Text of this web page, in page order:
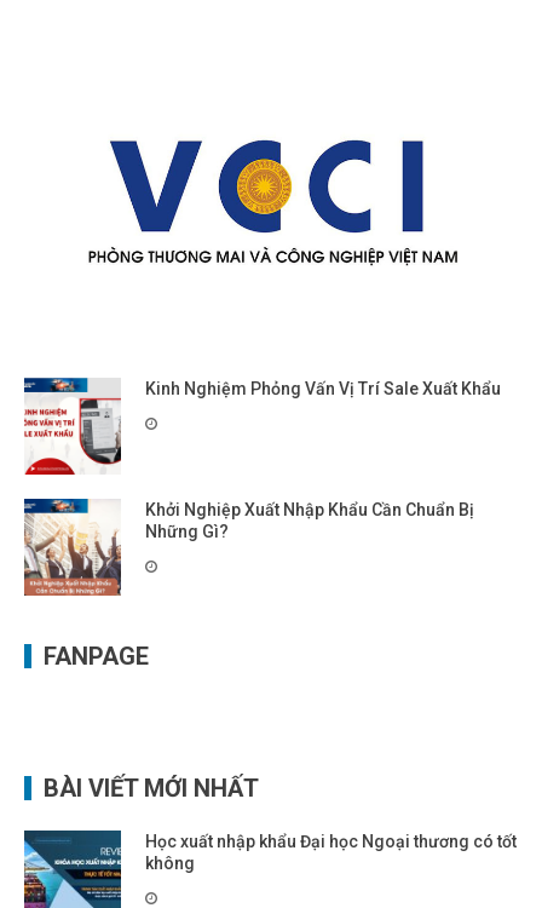
Kinh Nghiệm Phỏng Vấn Vị Trí Sale Xuất Khẩu
Khởi Nghiệp Xuất Nhập Khẩu Cần Chuẩn Bị
Những Gì?
FANPAGE
BÀI VIẾT MỚI NHẤT
Học xuất nhập khẩu Đại học Ngoại thương có tốt
không